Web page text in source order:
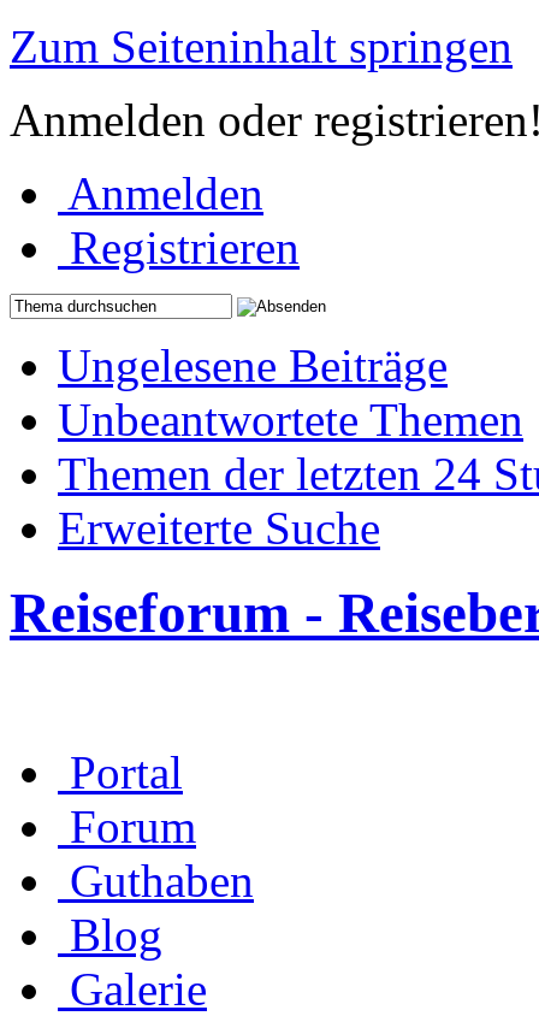
Zum Seiteninhalt springen
Anmelden oder
Anmelden
Registrieren
Ungelesene Beiträge
Unbeantwortete Themen
Themen der letzten 24
Erweiterte Suche
Reiseforum -
Portal
Forum
Guthaben
Blog
Galerie